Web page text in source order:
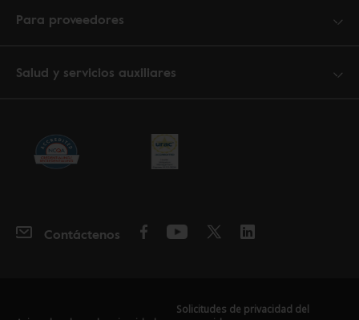
Para proveedores
Salud y servicios auxiliares
Contáctenos
Solicitudes de privacidad del